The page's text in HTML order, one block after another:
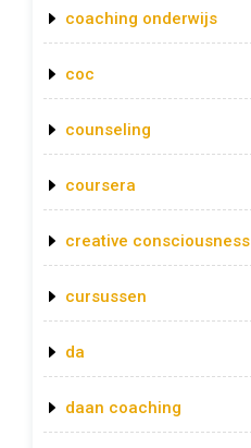
coaching onderwijs
coc
counseling
coursera
creative consciousness
cursussen
da
daan coaching